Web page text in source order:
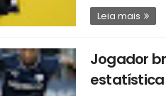
Leia mais
Jogador